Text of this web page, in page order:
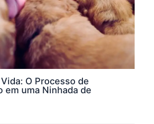
O Processo de
em uma Ninhada de